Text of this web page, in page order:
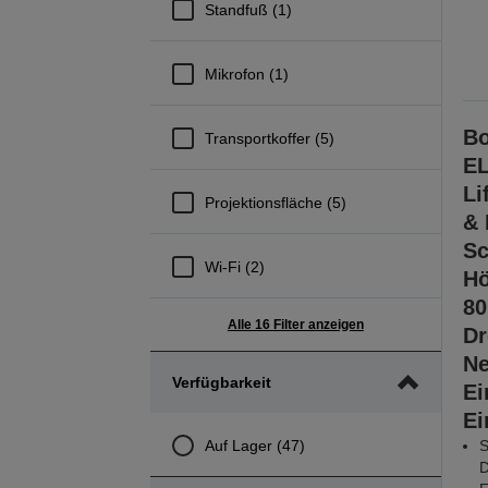
Standfuß (1)
Mikrofon (1)
Transportkoffer (5)
Projektionsfläche (5)
Wi-Fi (2)
Alle 16 Filter anzeigen
Verfügbarkeit
Auf Lager (47)
&